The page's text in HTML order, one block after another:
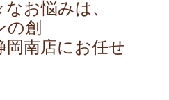
お悩みは、
の創
岡南店にお任せ